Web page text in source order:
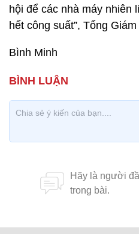
hội để các nhà máy nhiên
hết công suất”, Tổng
Bình Minh